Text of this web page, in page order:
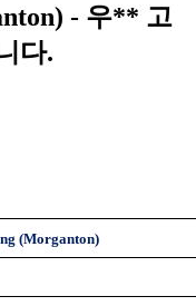
- 우** 고
다.
(Morganton)